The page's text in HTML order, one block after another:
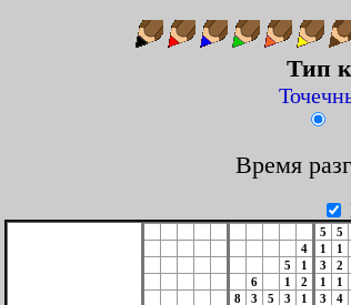
Тип
Время
5 5
4
1 1
5
1 3 2
6
1 2 1 1
8
3 5 3 1 3 4